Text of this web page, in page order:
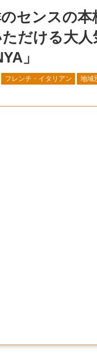
センスの
だける大
」
フレンチ・イタリアン 地域